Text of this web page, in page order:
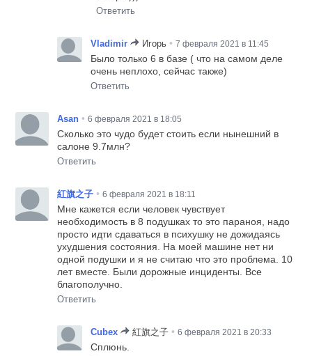
Ответить
Vladimir Игорь • 7 февраля 2021 в 11:45
Было только 6 в базе ( что на самом деле
очень неплохо, сейчас также)
Ответить
Asan • 6 февраля 2021 в 18:05
Сколько это чудо будет стоить если нынешний в
салоне 9.7млн?
Ответить
紅旗之子 • 6 февраля 2021 в 18:11
Мне кажется если человек чувствует
необходимость в 8 подушках то это параноя, надо
просто идти сдаваться в психушку не дожидаясь
ухудшения состояния. На моей машине нет ни
одной подушки и я не считаю что это проблема. 10
лет вместе. Были дорожные инциденты. Все
благополучно.
Ответить
Cubex 紅旗之子 • 6 февраля 2021 в 20:33
Сплюнь.